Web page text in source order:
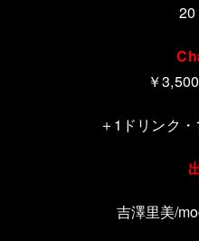
20
￥
＋1ドリンク
吉澤里美/